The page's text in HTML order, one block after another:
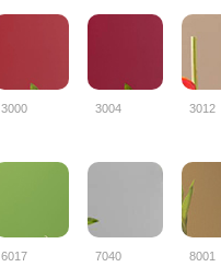
3000 3004 3012
6017 7040 8001